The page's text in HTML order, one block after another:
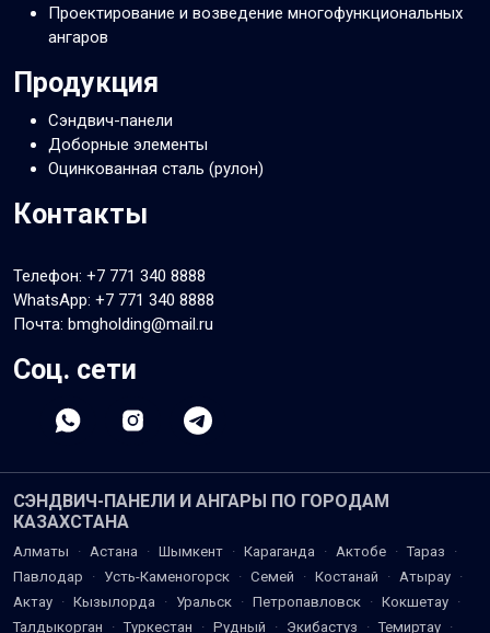
Проектирование и возведение многофункциональных
ангаров
Продукция
Сэндвич-панели
Доборные элементы
Оцинкованная сталь (рулон)
Контакты
Телефон: +7 771 340 8888
WhatsApp: +7 771 340 8888
Почта: bmgholding@mail.ru
Соц. сети
СЭНДВИЧ-ПАНЕЛИ И АНГАРЫ ПО ГОРОДАМ
КАЗАХСТАНА
Алматы · Астана · Шымкент · Караганда · Актобе · Тараз
·
Павлодар
· Усть-Каменогорск · Семей · Костанай · Атырау ·
Актау · Кызылорда · Уральск · Петропавловск · Кокшетау ·
Талдыкорган
· Туркестан · Рудный · Экибастуз · Темиртау ·